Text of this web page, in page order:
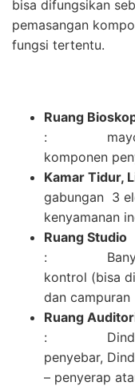
bisa difungsikan
pemasangan
fungsi tertentu.
Ruang
:
komponen
Kamar Tidur,
gabungan 3
kenyamanan
Ruang Studio
: Banyak
kontrol (bisa
dan
Ruang
: Dinding
penyebar,
– penyerap